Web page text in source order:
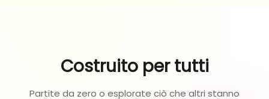
Costruito per tutti
Partite da zero o esplorate ciò che altri stanno